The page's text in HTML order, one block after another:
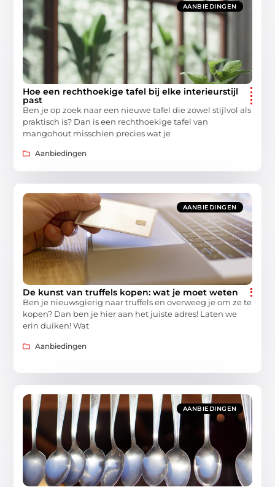
AANBIEDINGEN
Hoe een rechthoekige tafel bij elke interieurstijl
past
Ben je op zoek naar een nieuwe tafel die zowel stijlvol als
praktisch is? Dan is een rechthoekige tafel van
mangohout misschien precies wat je
Aanbiedingen
AANBIEDINGEN
De kunst van truffels kopen: wat je moet weten
Ben je nieuwsgierig naar truffels en overweeg je om ze te
kopen? Dan ben je hier aan het juiste adres! Laten we
erin duiken! Wat
Aanbiedingen
AANBIEDINGEN